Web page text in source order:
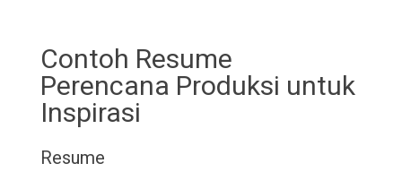
Contoh Resume
Perencana Produksi untuk
Inspirasi
Resume